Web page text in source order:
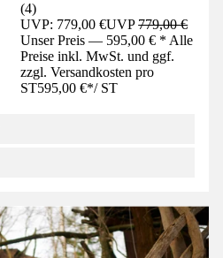
(4)
UVP: 779,00 €UVP779,00 €
Unser Preis — 595,00 € * Alle
Preise inkl. MwSt. und ggf.
zzgl. Versandkosten pro
ST595,00 €*/ ST